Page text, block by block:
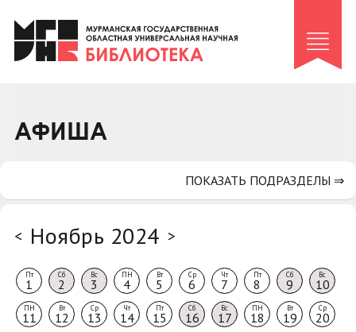
Клуб «Гиря и сельдерей»
Клуб «Семейный архив»
Коллегам
АФИША
< Ноябрь 2024 >
Пт
1
Сб
2
Вс
3
ПН
4
Вт
5
Ср
6
Чт
7
Пт
8
Сб
9
Вс
10
ПН
11
Вт
12
Ср
13
Чт
14
Пт
15
Сб
16
Вс
17
ПН
18
Вт
19
Ср
20
ПОКАЗАТЬ ПОДРАЗДЕЛЫ ⇒